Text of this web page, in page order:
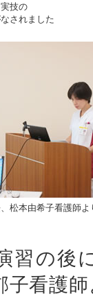
技の
されました
松本由希子看護師
習の後
子看護